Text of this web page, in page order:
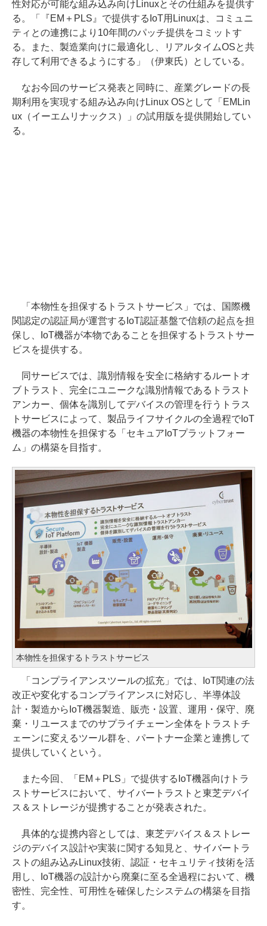
性対応が可能な組み込み向けLinuxとその仕組みを提供す
る。「『EM＋PLS』で提供するIoT用Linuxは、コミュニ
ティとの連携により10年間のパッチ提供をコミットす
る。また、製造業向けに最適化し、リアルタイムOSと共
存して利用できるようにする」（伊東氏）としている。
なお今回のサービス発表と同時に、産業グレードの長
期利用を実現する組み込み向けLinux OSとして「EMLin
ux（イーエムリナックス）」の試用版を提供開始してい
る。
「本物性を担保するトラストサービス」では、国際機
関認定の認証局が運営するIoT認証基盤で信頼の起点を担
保し、IoT機器が本物であることを担保するトラストサー
ビスを提供する。
同サービスでは、識別情報を安全に格納するルートオ
ブトラスト、完全にユニークな識別情報であるトラスト
アンカー、個体を識別してデバイスの管理を行うトラス
トサービスによって、製品ライフサイクルの全過程でIoT
機器の本物性を担保する「セキュアIoTプラットフォー
ム」の構築を目指す。
本物性を担保するトラストサービス
「コンプライアンスツールの拡充」では、IoT関連の法
改正や変化するコンプライアンスに対応し、半導体設
計・製造からIoT機器製造、販売・設置、運用・保守、廃
棄・リユースまでのサプライチェーン全体をトラストチ
ェーンに変えるツール群を、パートナー企業と連携して
提供していくという。
また今回、「EM＋PLS」で提供するIoT機器向けトラ
ストサービスにおいて、サイバートラストと東芝デバイ
ス＆ストレージが提携することが発表された。
具体的な提携内容としては、東芝デバイス＆ストレー
ジのデバイス設計や実装に関する知見と、サイバートラ
ストの組み込みLinux技術、認証・セキュリティ技術を活
用し、IoT機器の設計から廃棄に至る全過程において、機
密性、完全性、可用性を確保したシステムの構築を目指
す。